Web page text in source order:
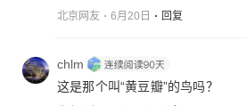
北京网友 6月20日 回复
chlm
这是那个叫“黄豆瓣”的鸟吗？